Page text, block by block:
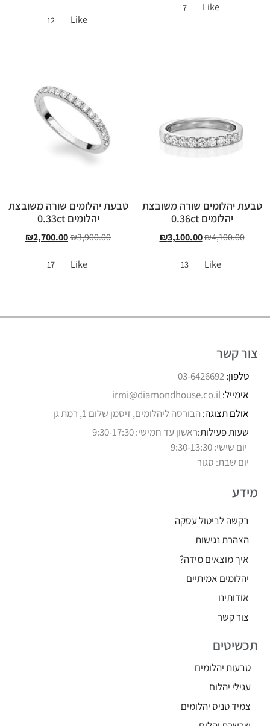
Like
7
Like
12
טבעת יהלומים שורה משובצת
יהלומים 0.36ct
₪4,100.00
₪3,100.00
Like
13
טבעת יהלומים שורה משובצת
יהלומים 0.33ct
₪3,900.00
₪2,700.00
Like
17
צור קשר
טלפון:03-6426692
אימייל:irmi@diamondhouse.co.il
אולם תצוגה: הבורסה ליהלומים, זיסמן שלום 1, רמת גן
שעות פעילות:ראשון עד חמישי: 9:30-17:30
יום שישי: 9:30-13:30
יום שבת: סגור
מידע
בקשה לביטול עסקה
הצהרת נגישות
איך מוצאים מידה?
יהלומים אמיתיים
אודותינו
צור קשר
תכשיטים
טבעות יהלומים
עגילי יהלום
צמיד טניס יהלומים